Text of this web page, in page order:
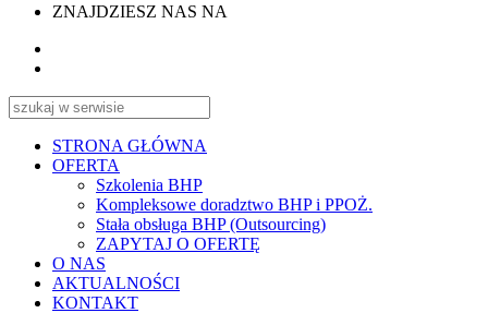
ZNAJDZIESZ NAS NA
STRONA GŁÓWNA
OFERTA
Szkolenia BHP
Kompleksowe doradztwo BHP i PPOŻ.
Stała obsługa BHP (Outsourcing)
ZAPYTAJ O OFERTĘ
O NAS
AKTUALNOŚCI
KONTAKT